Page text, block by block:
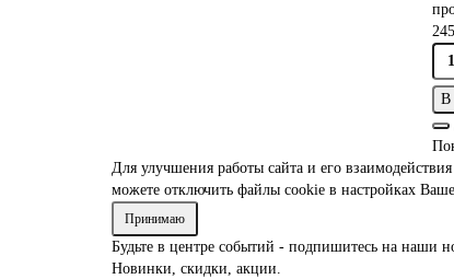
В
Для улучшения работы сайта и его
можете отключить файлы cookie в настройках
Принимаю
Будьте в центре событий - подпишитесь на наши
Новинки, скидки, акции.